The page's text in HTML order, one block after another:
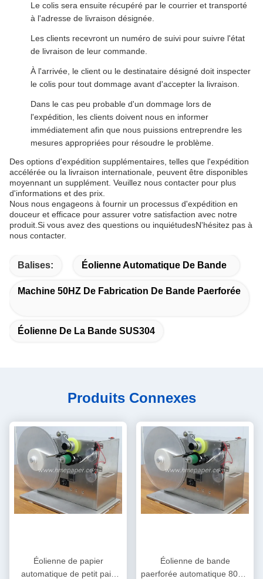
Le colis sera ensuite récupéré par le courrier et transporté
à l'adresse de livraison désignée.
Les clients recevront un numéro de suivi pour suivre l'état
de livraison de leur commande.
À l'arrivée, le client ou le destinataire désigné doit inspecter
le colis pour tout dommage avant d'accepter la livraison.
Dans le cas peu probable d'un dommage lors de
l'expédition, les clients doivent nous en informer
immédiatement afin que nous puissions entreprendre les
mesures appropriées pour résoudre le problème.
Des options d'expédition supplémentaires, telles que l'expédition
accélérée ou la livraison internationale, peuvent être disponibles
moyennant un supplément. Veuillez nous contacter pour plus
d'informations et des prix.
Nous nous engageons à fournir un processus d'expédition en
douceur et efficace pour assurer votre satisfaction avec notre
produit.Si vous avez des questions ou inquiétudesN'hésitez pas à
nous contacter.
Balises: Éolienne Automatique De Bande
Machine 50HZ De Fabrication De Bande Paerforée
Éolienne De La Bande SUS304
Produits Connexes
Éolienne de papier
automatique de petit pain
Éolienne de bande
paerforée automatique 80cm